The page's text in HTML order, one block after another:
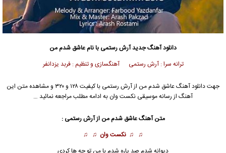
دانلود آهنگ جدیدآرش رستمی با نام عاشق شدم من
ترانه سرا : آرش رستمی آهنگسازی و تنظیم : فربد یزدانفر
جهت دانلود آهنگ عاشق شدم من ازآرش رستمی
با کیفیت ۱۲۸ و ۳۲۰ و مشاهده متن این
آهنگ از رسانه موسیقی نکست وان به ادامه مطلب مراجعه نمائید …
متن آهنگ عاشق شدم من ازآرش رستمی :
♫ ♫ نکست وان ♫ ♫
دیوانه شدم صد پاره شدم با من تو چه ها کردی